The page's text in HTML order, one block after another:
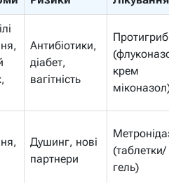
Антибіотики,
діабет,
вагітність
крем
Душинг, нові
партнери
(таблетки/
гель)